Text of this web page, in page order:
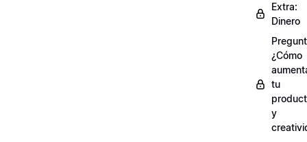
Extra:
Dinero
¿Cómo
tu
y